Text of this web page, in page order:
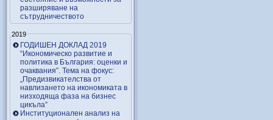
разширяване на
сътрудничеството
2019
ГОДИШЕН ДОКЛАД 2019
“Икономическо развитие и
политика в България: оценки и
очаквания”. Тема на фокус:
„Предизвикателства от
навлизането на икономиката в
низходяща фаза на бизнес
цикъла”
Институционален анализ на